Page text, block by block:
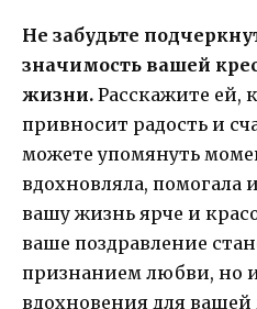
Не забудьте
значимость вашей
жизни. Расскажите ей,
привносит радость и
можете упомянуть
вдохновляла, помогала
вашу жизнь ярче и
ваше поздравление
признанием любви, но
вдохновения для вашей